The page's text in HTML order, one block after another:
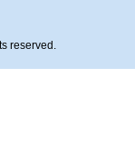
reserved.